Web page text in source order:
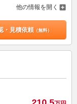
他の情報を開く
・見積依頼（無料）